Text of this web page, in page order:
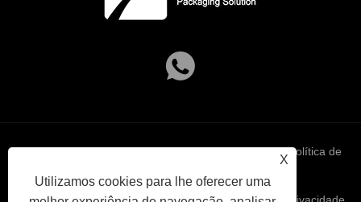
X
Utilizamos cookies para lhe oferecer uma
Links Sitemap RSS XML política de